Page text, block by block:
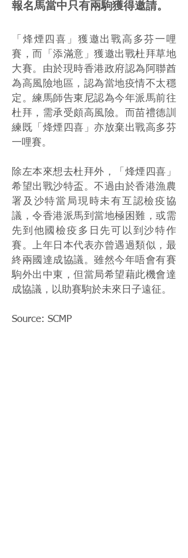
報名馬當中只有兩駒獲得邀請。
「烽煙四喜」獲邀出戰高多芬一哩
賽，而「添滿意」獲邀出戰杜拜草地
大賽。由於現時香港政府認為阿聯酋
為高風險地區，認為當地疫情不太穩
定。練馬師告東尼認為今年派馬前往
杜拜，需承受頗高風險。而苗禮德訓
練既「烽煙四喜」亦放棄出戰高多芬
一哩賽。
除左本來想去杜拜外，「烽煙四喜」
希望出戰沙特盃。不過由於香港漁農
署及沙特當局現時未有互認檢疫協
議，令香港派馬到當地極困難，或需
先到他國檢疫多日先可以到沙特作
賽。上年日本代表亦曾遇過類似，最
終兩國達成協議。雖然今年唔會有賽
駒外出中東，但當局希望藉此機會達
成協議，以助賽駒於未來日子遠征。
Source: SCMP